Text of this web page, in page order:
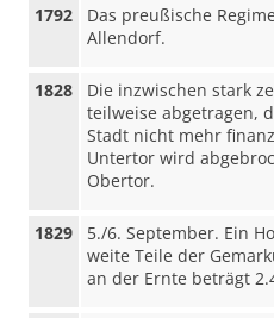
1792
Das preußische
Allendorf.
1828
Die inzwischen stark
teilweise abgetragen,
Stadt nicht mehr
Untertor wird
Obertor.
1829
5./6. September. Ein
weite Teile der
an der Ernte beträgt